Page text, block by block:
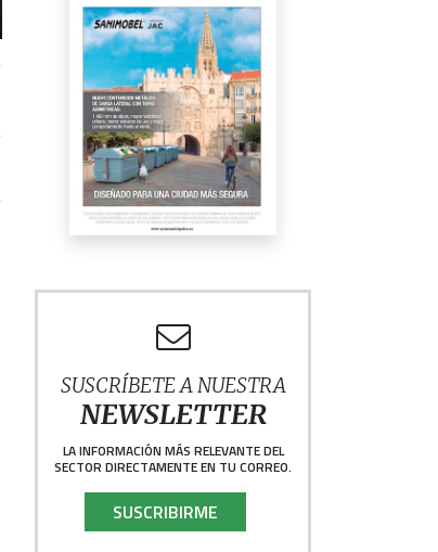
SUSCRÍBETE A NUESTRA
NEWSLETTER
LA INFORMACIÓN MÁS RELEVANTE DEL
SECTOR DIRECTAMENTE EN TU CORREO.
SUSCRIBIRME